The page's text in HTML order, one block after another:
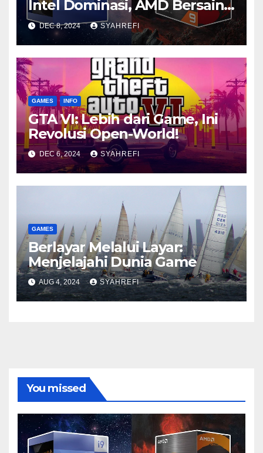
Intel Dominasi, AMD Bersaing
Ketat
DEC 8, 2024 SYAHREFI
GAMES INFO
GTA VI: Lebih dari Game, Ini
Revolusi Open-World!
DEC 6, 2024 SYAHREFI
GAMES
Berlayar Melalui Layar:
Menjelajahi Dunia Game
AUG 4, 2024 SYAHREFI
You missed